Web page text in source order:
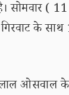
है। सोमवार (
के साथ
ओसवाल